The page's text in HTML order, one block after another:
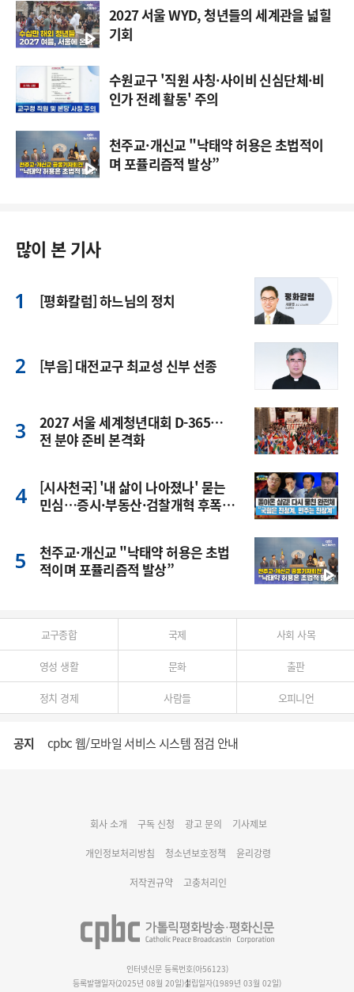
2027 서울 WYD, 청년들의 세계관을 넓힐
기회
수원교구 '직원 사칭·사이비 신심단체·비
인가 전례 활동' 주의
천주교·개신교 "낙태약 허용은 초법적이
며 포퓰리즘적 발상”
많이 본 기사
[평화칼럼] 하느님의 정치
[부음] 대전교구 최교성 신부 선종
2027 서울 세계청년대회 D-365…
전 분야 준비 본격화
[시사천국] '내 삶이 나아졌나' 묻는
민심…증시·부동산·검찰개혁 후폭
천주교·개신교 "낙태약 허용은 초법
적이며 포퓰리즘적 발상”
교구종합 국제 사회 사목
영성 생활 문화 출판
정치 경제 사람들 오피니언
공지 cpbc 웹/모바일 서비스 시스템 점검 안내
명동 미디어큐브 & 1898 미디어월 공모전 수상작 발표
회사 소개 구독 신청 광고 문의 기사제보
개인정보처리방침 청소년보호정책 윤리강령
저작권규약 고충처리인
인터넷신문 등록번호(아56123)
등록발행일자(2025년 08월 20일)설립일자(1989년 03월 02일)